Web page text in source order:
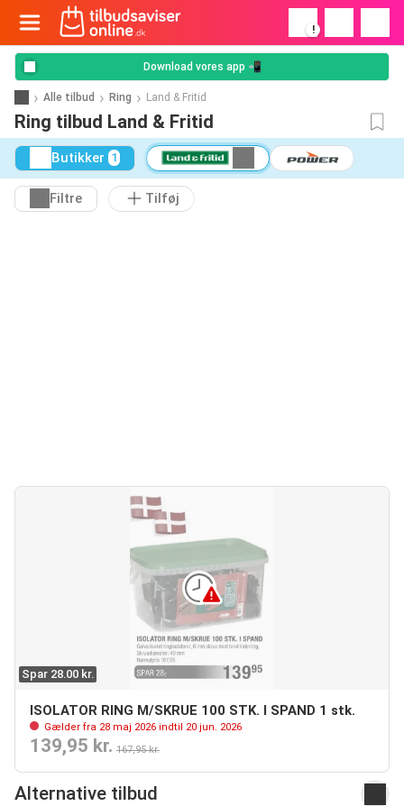
!
Download vores app 📲
Alle tilbud Ring Land & Fritid
Ring tilbud Land & Fritid
Butikker 1
Filtre Tilføj
Spar 28.00 kr.
ISOLATOR RING M/SKRUE 100 STK. I SPAND 1 stk.
Gælder fra 28 maj 2026 indtil 20 jun. 2026
139,95 kr. 167,95 kr.
Alternative tilbud